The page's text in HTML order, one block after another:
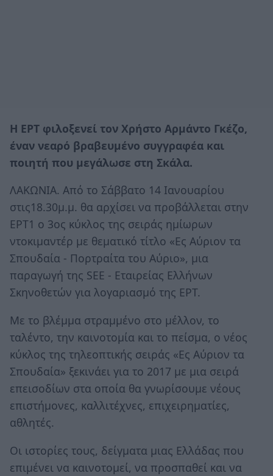
Η ΕΡΤ φιλοξενεί τον Χρήστο Αρμάντο Γκέζο,
έναν νεαρό βραβευμένο συγγραφέα και
ποιητή που μεγάλωσε στη Σκάλα.
ΛΑΚΩΝΙΑ. Από το Σάββατο 14 Ιανουαρίου
στις18.30μ.μ. θα αρχίσει να προβάλλεται στην
ΕΡΤ1 ο 3ος κύκλος της σειράς ημίωρων
ντοκιμαντέρ με θεματικό τίτλο «Ες Αύριον τα
Σπουδαία - Πορτραίτα του Αύριο», μια
παραγωγή της SEE - Εταιρείας Ελλήνων
Σκηνοθετών για λογαριασμό της ΕΡΤ.
Με το βλέμμα στραμμένο στο μέλλον, το
ταλέντο, την καινοτομία και το πείσμα, ο νέος
κύκλος της τηλεοπτικής σειράς «Ες Αύριον τα
Σπουδαία» ξεκινάει για το 2017 με μια σειρά
επεισοδίων στα οποία θα γνωρίσουμε νέους
επιστήμονες, καλλιτέχνες, επιχειρηματίες,
αθλητές.
Οι ιστορίες τους, δείγματα μιας Ελλάδας που
επιμένει να καινοτομεί, να προσπαθεί και να